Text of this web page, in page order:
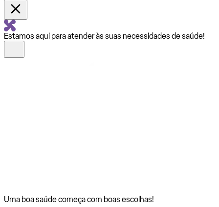
Estamos aqui para atender às suas necessidades de saúde!
Uma boa saúde começa com boas escolhas!